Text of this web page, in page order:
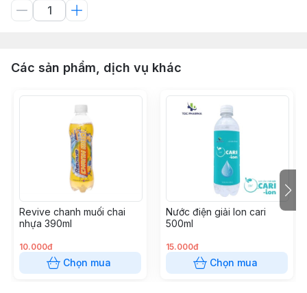
Các sản phẩm, dịch vụ khác
Revive chanh muối chai
nhựa 390ml
10.000đ
Chọn mua
Nước điện giải Ion cari
500ml
15.000đ
Chọn mua